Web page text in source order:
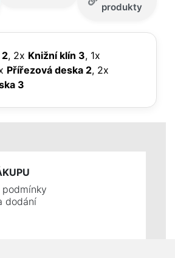
produkty
2, 2x Knižní klín 3, 1x
Přířezová deska 2, 2x
3
dodání